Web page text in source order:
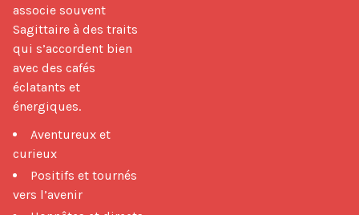
associe souvent
Sagittaire à des traits
qui s’accordent bien
avec des cafés
éclatants et
énergiques.
Aventureux et
curieux
Positifs et tournés
vers l’avenir